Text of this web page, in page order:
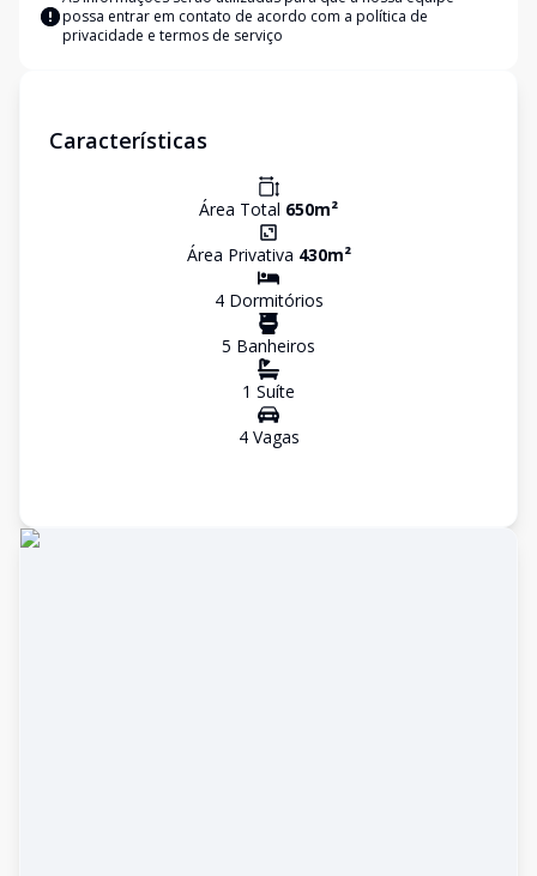
possa entrar em contato de acordo com a política de
privacidade e termos de serviço
Características
Área Total 650m²
Área Privativa 430m²
4Dormitórios
5 Banheiros
1 Suíte
4Vagas